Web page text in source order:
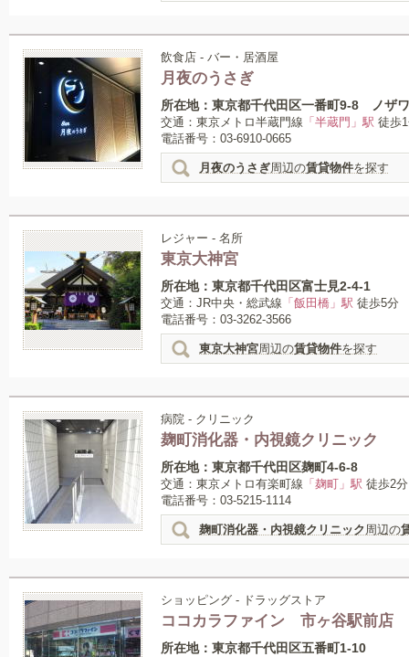
飲食店 - バー・居酒屋
月夜のうさぎ
所在地：東京都千代田区一番町9-8 ノザ
交通：東京メトロ半蔵門線 「半蔵門」駅 徒歩
電話番号：03-6910-0665
月夜のうさぎ周辺の賃貸物件を探す
レジャー - 名所
東京大神宮
所在地：東京都千代田区富士見2-4-1
交通：JR中央・総武線 「飯田橋」駅 徒歩5分
電話番号：03-3262-3566
東京大神宮周辺の賃貸物件を探す
病院 - クリニック
麹町消化器・内視鏡クリニック
所在地：東京都千代田区麹町4-6-8
交通：東京メトロ有楽町線 「麹町」駅 徒歩2分
電話番号：03-5215-1114
麹町消化器・内視鏡クリニック周辺の
ショッピング - ドラッグストア
ココカラファイン 市ヶ谷駅前店
所在地：東京都千代田区五番町1-10